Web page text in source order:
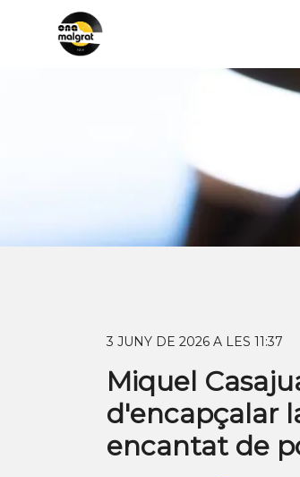
3 JUNY DE 2026 A LES 11:37
Miquel
d'encapçalar
encantat de